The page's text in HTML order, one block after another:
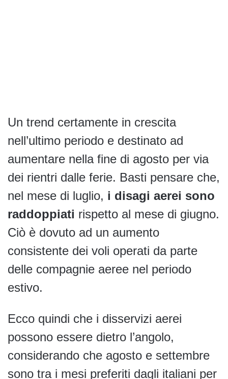
Un trend certamente in crescita
nell’ultimo periodo e destinato ad
aumentare nella fine di agosto per via
dei rientri dalle ferie. Basti pensare che,
nel mese di luglio, i disagi aerei sono
raddoppiati rispetto al mese di giugno.
Ciò è dovuto ad un aumento
consistente dei voli operati da parte
delle compagnie aeree nel periodo
estivo.
Ecco quindi che i disservizi aerei
possono essere dietro l’angolo,
considerando che agosto e settembre
sono tra i mesi preferiti dagli italiani per